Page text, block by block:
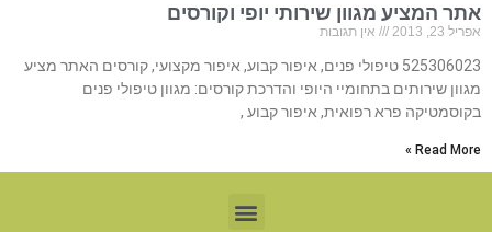
אתר המציע מגוון שירותי יופי וקורסים
אפריל 23, 2013 אין תגובות
525306023 טיפולי פנים, איפור קבוע, איפור מקצועי, קורסים האתר מציע
מגוון שירותים בתחומיי היופי והדרכת קורסים: מגוון טיפולי פנים
בקוסמטיקה פרא רפואית, איפור קבוע ,
Read More »